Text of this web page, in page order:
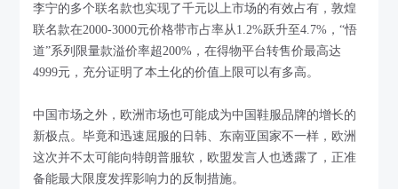
李宁的多个联名款也实现了千元以上市场的有效占有，敦煌
联名款在2000-3000元价格带市占率从1.2%跃升至4.7%，“悟
道”系列限量款溢价率超200%，在得物平台转售价最高达
4999元，充分证明了本土化的价值上限可以有多高。
中国市场之外，欧洲市场也可能成为中国鞋服品牌的增长的
新极点。毕竟和迅速屈服的日韩、东南亚国家不一样，欧洲
这次并不太可能向特朗普服软，欧盟发言人也透露了，正准
备能最大限度发挥影响力的反制措施。